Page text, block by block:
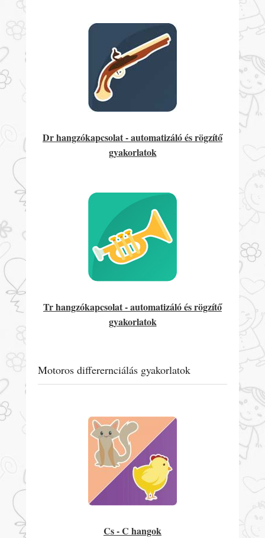
Dr hangzókapcsolat - automatizáló és rögzítő
gyakorlatok
Tr hangzókapcsolat - automatizáló és rögzítő
gyakorlatok
Motoros differernciálás gyakorlatok
Cs - C hangok